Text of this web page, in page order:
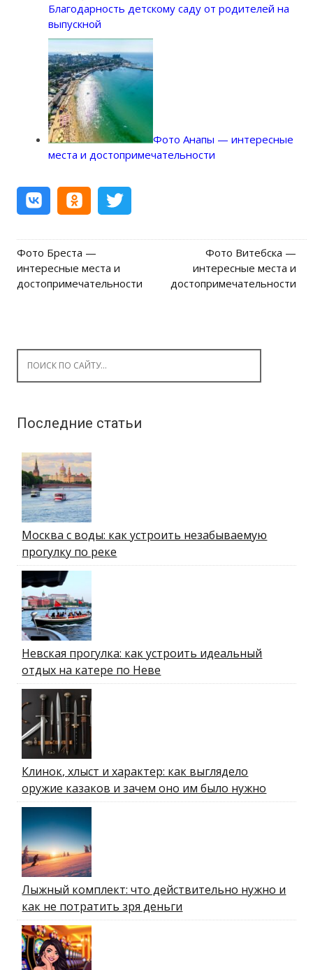
Благодарность детскому саду от родителей на
выпускной
Фото Анапы — интересные
места и достопримечательности
Post navigation
Фото Бреста —
интересные места и
достопримечательности
Фото Витебска —
интересные места и
достопримечательности
Последние статьи
Москва с воды: как устроить незабываемую
прогулку по реке
Невская прогулка: как устроить идеальный
отдых на катере по Неве
Клинок, хлыст и характер: как выглядело
оружие казаков и зачем оно им было нужно
Лыжный комплект: что действительно нужно и
как не потратить зря деньги